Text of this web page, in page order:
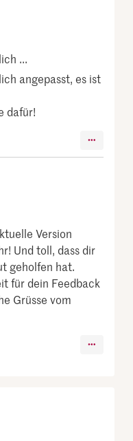
...
angepasst, es ist
dafür!
Version
Und toll, dass dir
geholfen hat.
für dein Feedback
Grüsse vom